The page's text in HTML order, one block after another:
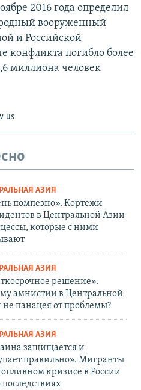
2016 года определил
вооруженный
и Российской
конфликта погибло более
миллиона человек
us
АЗИЯ
помпезно». Кортежи
в Центральной Азии
которые с ними
АЗИЯ
решение».
амнистии в Центральной
панацея от проблемы?
АЗИЯ
защищается и
правильно». Мигранты
кризисе в России
последствиях